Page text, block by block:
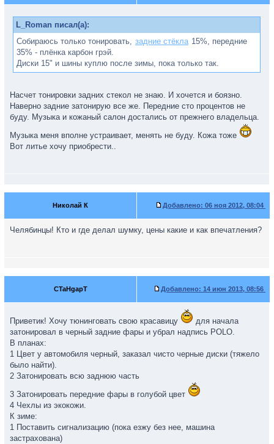
L_Roman писал(а):
Собираюсь только тонировать, задние стёкла 15%, передние
35% - плёнка карбон грэй.
Диски 15" и шины куплю после зимы, пока только так.
Насчет тонировки задних стекол не знаю. И хочется и боязно.
Наверно задние затонирую все же. Передние сто процентов не
буду. Музыка и кожаный салон достались от прежнего владельца.
Музыка меня вполне устраивает, менять не буду. Кожа тоже
Вот литье хочу приобрести..
Николай К Добавлено: 06 ноя 2012, 08:04
Челябинцы! Кто и где делал шумку, цены какие и как впечатления?
CTaHgapT Добавлено: 14 июн 2013, 08:56
Приветик! Хочу тюнинговать свою красавицу
для начала
затонировал в черный задние фары и убрал надпись POLO.
В планах:
1 Цвет у автомобиля черный, заказал чисто черные диски (тяжело
было найти).
2 Затонировать всю заднюю часть
3 Затонировать передние фары в голубой цвет
4 Чехлы из экокожи.
К зиме:
1 Поставить сигнализацию (пока езжу без нее, машина
застрахована)